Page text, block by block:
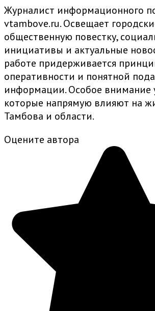
Журналист информационного
vtambove.ru. Освещает
общественную повестку,
инициативы и актуальные
работе придерживается
оперативности и понятной
информации. Особое внимание
которые напрямую влияют на
Тамбова и области.
Оцените автора